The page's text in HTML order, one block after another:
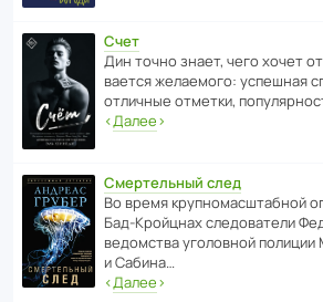
Счет
Дин точно знает, чего хочет
ва­ется жела­е­мого: успе­шная
отли­чные отметки,
‹Далее›
Смертельный след
Во время круп­но­мас­ш­та­бной
Бад‑Крой­цнах следо­ва­тели
ведомства уголо­вной
и Сабина…
‹Далее›